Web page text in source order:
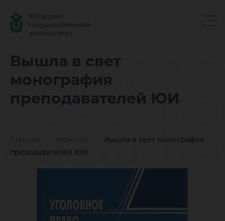
Вышла в свет
монография
преподавателей ЮИ
Вышла в свет монография
преподавателей ЮИ
Вышла
ЮИ